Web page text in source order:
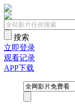
搜索
立即登录
观看记录
APP下载